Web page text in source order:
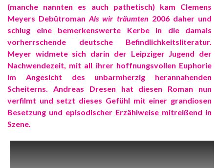
(manche nannten es auch pathetisch) kam Clemens
Meyers DebütromanAls wir träumten 2006 daher und
schlug eine bemerkenswerte Kerbe in die damals
vorherrschende deutsche Befindlichkeitsliteratur.
Meyer widmete sich darin der Leipziger Jugend der
Nachwendezeit, mit all ihrer hoffnungsvollen Euphorie
im Angesicht des unbarmherzig herannahenden
Scheiterns. Andreas Dresen hat diesen Roman nun
verfilmt und setzt dieses Gefühl mit einer grandiosen
Besetzung und episodischer Erzählweise mitreißend in
Szene.